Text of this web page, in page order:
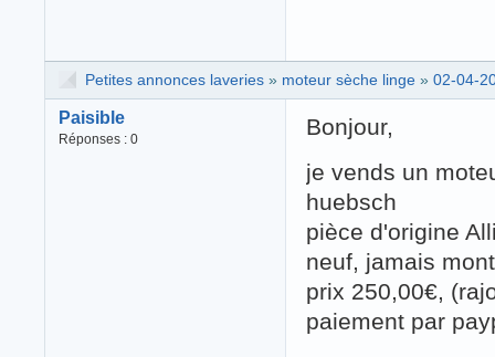
Petites annonces laveries » moteur sèche linge » 02-04-
Paisible
Réponses : 0
Bonjour,
je vends un
huebsch
pièce d'origine
neuf, jamais
prix 250,00€,
paiement par